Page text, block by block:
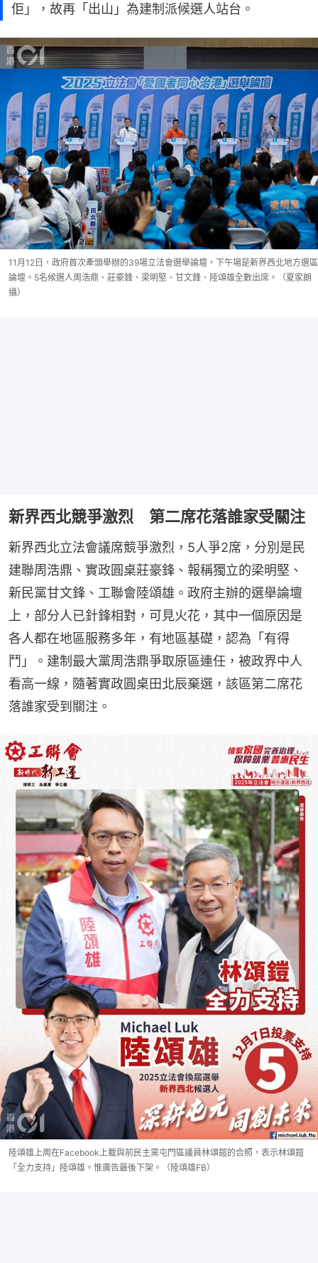
佢」，故再「出山」為建制派候選人站台。
11月12日，政府首次牽頭舉辦的39場立法會選舉論壇，下午場是新界西北地方選區
論壇。5名候選人周浩鼎、莊豪鋒、梁明堅、甘文鋒、陸頌雄全數出席。（夏家朗
攝）
新界西北競爭激烈 第二席花落誰家受關注
新界西北立法會議席競爭激烈，5人爭2席，分別是民
建聯周浩鼎、實政圓桌莊豪鋒、報稱獨立的梁明堅、
新民黨甘文鋒、工聯會陸頌雄。政府主辦的選舉論壇
上，部分人已針鋒相對，可見火花，其中一個原因是
各人都在地區服務多年，有地區基礎，認為「有得
鬥」。建制最大黨周浩鼎爭取原區連任，被政界中人
看高一線，隨著實政圓桌田北辰棄選，該區第二席花
落誰家受到關注。
陸頌雄上周在Facebook上載與前民主黨屯門區議員林頌鎧的合照，表示林頌鎧
「全力支持」陸頌雄。惟廣告最後下架。（陸頌雄FB）